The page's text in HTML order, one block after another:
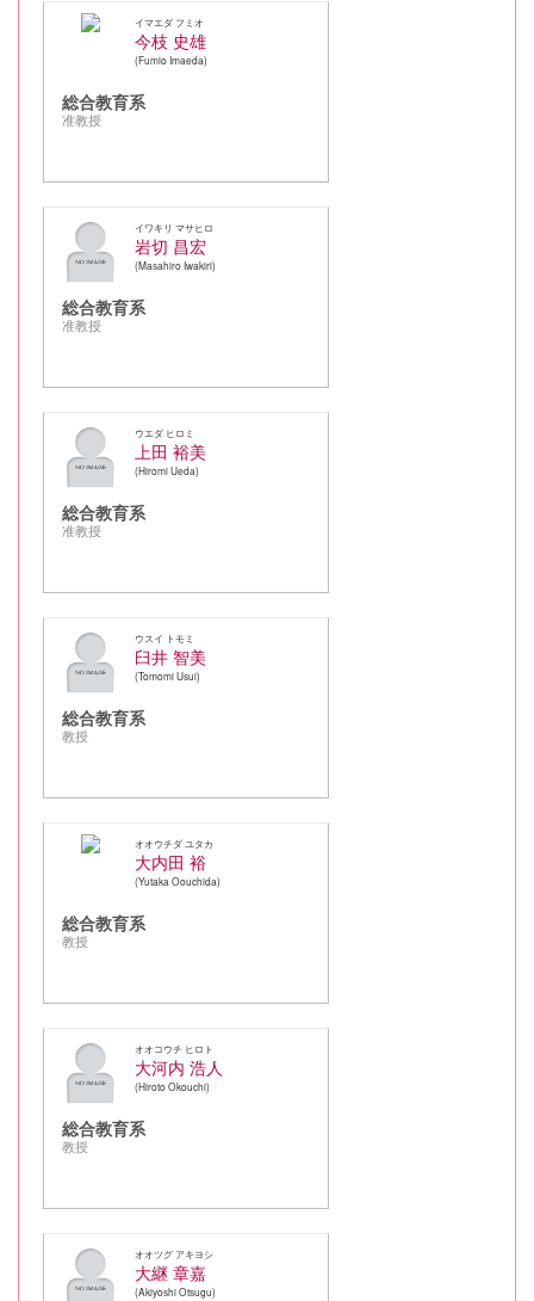
イマエダ フミオ
今枝 史雄
Fumio Imaeda
総合教育系
准教授
イワキリ マサヒロ
岩切 昌宏
Masahiro Iwakiri
総合教育系
准教授
ウエダ ヒロミ
上田 裕美
Hiromi Ueda
総合教育系
准教授
ウスイ トモミ
臼井 智美
Tomomi Usui
総合教育系
教授
オオウチダ ユタカ
大内田 裕
Yutaka Oouchida
総合教育系
教授
オオコウチ ヒロト
大河内 浩人
Hiroto Okouchi
総合教育系
教授
オオツグ アキヨシ
大継 章嘉
Akiyoshi Otsugu